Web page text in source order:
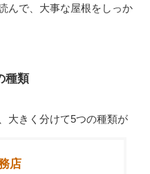
んで、大事な屋根をしっか
種類
大きく分けて5つの種類が
店